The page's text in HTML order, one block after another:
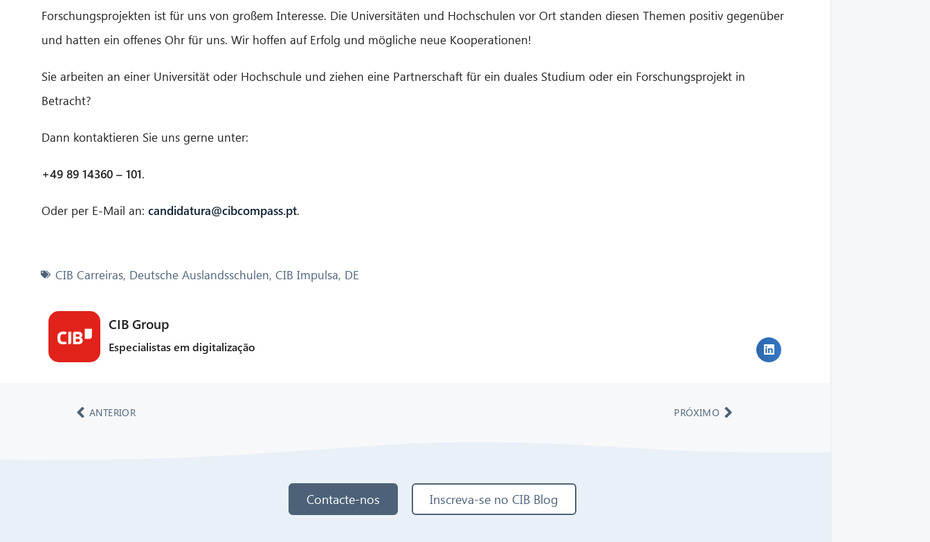
Forschungsprojekten ist für uns von großem Interesse. Die Universitäten und Hochschulen vor Ort standen diesen Themen positiv gegenüber
und hatten ein offenes Ohr für uns. Wir hoffen auf Erfolg und mögliche neue Kooperationen!
Sie arbeiten an einer Universität oder Hochschule und ziehen eine Partnerschaft für ein duales Studium oder ein Forschungsprojekt in
Betracht?
Dann kontaktieren Sie uns gerne unter:
+49 89 14360 – 101.
Oder per E-Mail an: candidatura@cibcompass.pt.
CIB Carreiras, Deutsche Auslandsschulen, CIB Impulsa, DE
CIB Group
Especialistas em digitalização
ANTERIOR PRÓXIMO
Contacte-nos Inscreva-se no CIB Blog